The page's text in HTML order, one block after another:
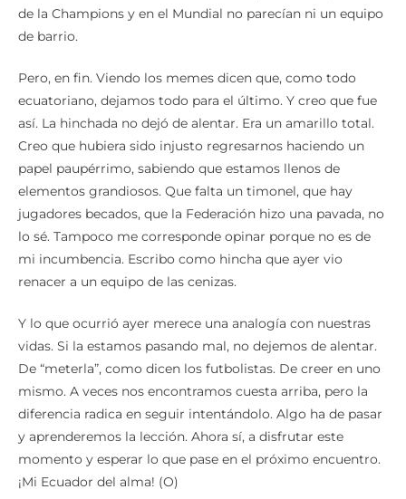
de la Champions y en el Mundial no parecían ni un equipo
de barrio.
Pero, en fin. Viendo los memes dicen que, como todo
ecuatoriano, dejamos todo para el último. Y creo que fue
así. La hinchada no dejó de alentar. Era un amarillo total.
Creo que hubiera sido injusto regresarnos haciendo un
papel paupérrimo, sabiendo que estamos llenos de
elementos grandiosos. Que falta un timonel, que hay
jugadores becados, que la Federación hizo una pavada, no
lo sé. Tampoco me corresponde opinar porque no es de
mi incumbencia. Escribo como hincha que ayer vio
renacer a un equipo de las cenizas.
Y lo que ocurrió ayer merece una analogía con nuestras
vidas. Si la estamos pasando mal, no dejemos de alentar.
De “meterla”, como dicen los futbolistas. De creer en uno
mismo. A veces nos encontramos cuesta arriba, pero la
diferencia radica en seguir intentándolo. Algo ha de pasar
y aprenderemos la lección. Ahora sí, a disfrutar este
momento y esperar lo que pase en el próximo encuentro.
¡Mi Ecuador del alma! (O)